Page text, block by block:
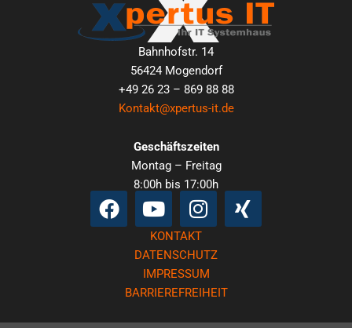
Bahnhofstr. 14
56424 Mogendorf
+49 26 23 – 869 88 88
Kontakt@xpertus-it.de
Geschäftszeiten
Montag – Freitag
8:00h bis 17:00h
Facebook
YoutubeInstagram
Xing
KONTAKT
DATENSCHUTZ
IMPRESSUM
BARRIEREFREIHEIT